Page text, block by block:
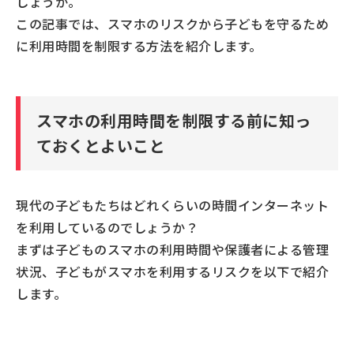
この記事では、スマホのリスクから子どもを守るため
に利用時間を制限する方法を紹介します。
スマホの利用時間を制限する前に知っ
ておくとよいこと
現代の子どもたちはどれくらいの時間インターネット
を利用しているのでしょうか？
まずは子どものスマホの利用時間や保護者による管理
状況、子どもがスマホを利用するリスクを以下で紹介
します。